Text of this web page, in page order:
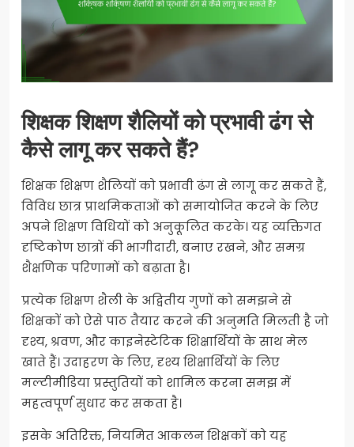
शिक्षक शिक्षण शैलियों को प्रभावी ढंग से
कैसे लागू कर सकते हैं?
शिक्षक शिक्षण शैलियों को प्रभावी ढंग से लागू कर सकते हैं,
विविध छात्र प्राथमिकताओं को समायोजित करने के लिए
अपने शिक्षण विधियों को अनुकूलित करके। यह व्यक्तिगत
दृष्टिकोण छात्रों की भागीदारी, बनाए रखने, और समग्र
शैक्षणिक परिणामों को बढ़ाता है।
प्रत्येक शिक्षण शैली के अद्वितीय गुणों को समझने से
शिक्षकों को ऐसे पाठ तैयार करने की अनुमति मिलती है जो
दृश्य, श्रवण, और काइनेस्टेटिक शिक्षार्थियों के साथ मेल
खाते हैं। उदाहरण के लिए, दृश्य शिक्षार्थियों के लिए
मल्टीमीडिया प्रस्तुतियों को शामिल करना समझ में
महत्वपूर्ण सुधार कर सकता है।
इसके अतिरिक्त, नियमित आकलन शिक्षकों को यह